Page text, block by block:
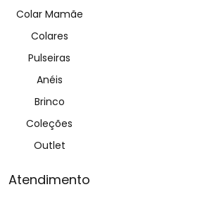
Colar Mamãe
Colares
Pulseiras
Anéis
Brinco
Coleções
Outlet
Atendimento